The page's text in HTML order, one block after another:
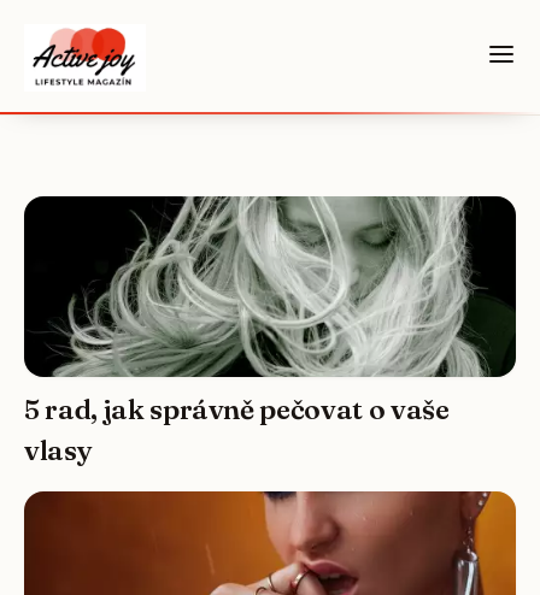
5 rad, jak správně pečovat o vaše
vlasy